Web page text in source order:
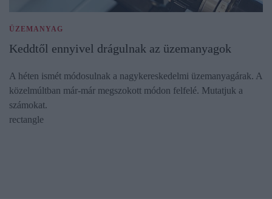
ÜZEMANYAG
Keddtől ennyivel drágulnak az üzemanyagok
A héten ismét módosulnak a nagykereskedelmi üzemanyagárak. A
közelmúltban már-már megszokott módon felfelé. Mutatjuk a
számokat.
rectangle